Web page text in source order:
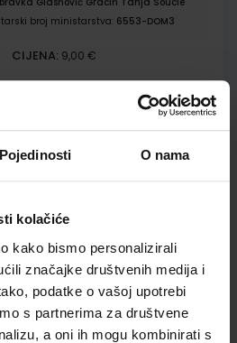
Pojedinosti O nama
kolačiće
kako bismo personalizirali
značajke društvenih medija i
podatke o vašoj upotrebi
s partnerima za društvene
a oni ih mogu kombinirati s
broj ministarstva: 6553-DOM3
CIJENA: 9,00 €
iz informatike za treći razred
broj ministarstva:6539
CIJENA: 10,80 €